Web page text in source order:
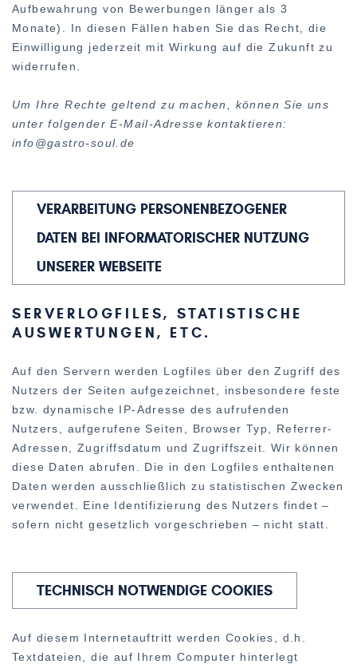
Aufbewahrung von Bewerbungen länger als 3
Monate). In diesen Fällen haben Sie das Recht, die
Einwilligung jederzeit mit Wirkung auf die Zukunft zu
widerrufen.
Um Ihre Rechte geltend zu machen, können Sie uns
unter folgender E-Mail-Adresse kontaktieren:
info@gastro-soul.de
VERARBEITUNG PERSONENBEZOGENER
DATEN BEI INFORMATORISCHER NUTZUNG
UNSERER WEBSEITE
SERVERLOGFILES, STATISTISCHE
AUSWERTUNGEN, ETC.
Auf den Servern werden Logfiles über den Zugriff des
Nutzers der Seiten aufgezeichnet, insbesondere feste
bzw. dynamische IP-Adresse des aufrufenden
Nutzers, aufgerufene Seiten, Browser Typ, Referrer-
Adressen, Zugriffsdatum und Zugriffszeit. Wir können
diese Daten abrufen. Die in den Logfiles enthaltenen
Daten werden ausschließlich zu statistischen Zwecken
verwendet. Eine Identifizierung des Nutzers findet –
sofern nicht gesetzlich vorgeschrieben – nicht statt.
TECHNISCH NOTWENDIGE COOKIES
Auf diesem Internetauftritt werden Cookies, d.h.
Textdateien, die auf Ihrem Computer hinterlegt